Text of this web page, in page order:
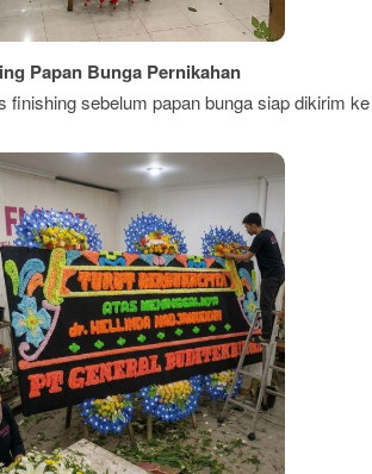
Papan Bunga Pernikahan
sebelum papan bunga siap dikirim